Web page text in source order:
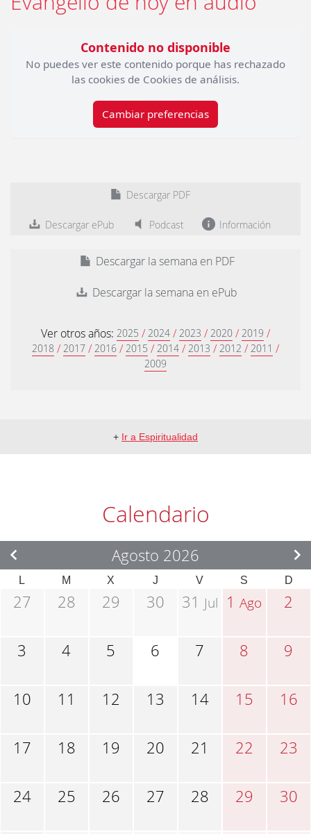
Contenido no disponible
No puedes ver este contenido porque has rechazado
las cookies de Cookies de análisis.
Cambiar preferencias
Descargar PDF
Descargar ePub Podcast Información
Descargar la semana en PDF
Descargar la semana en ePub
Ver otros años: 2025 / 2024 / 2023 / 2020 / 2019 /
2018 / 2017 / 2016 / 2015 / 2014 / 2013 / 2012 / 2011 /
2009
+ Ir a Espiritualidad
Calendario
Agosto 2026
L M X J V S D
27 28 29 30 31 Jul 1Ago 2
3 4 5 6 7 8 9
10 11 12 13 14 15 16
17 18 19 20 21 22 23
24 25 26 27 28 29 30